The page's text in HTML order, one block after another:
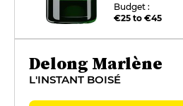
Budget :
€25 to €45
Delong Marlène
L'INSTANT BOISÉ